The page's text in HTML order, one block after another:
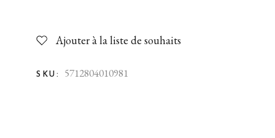
Ajouter à la liste de souhaits
SKU: 5712804010981